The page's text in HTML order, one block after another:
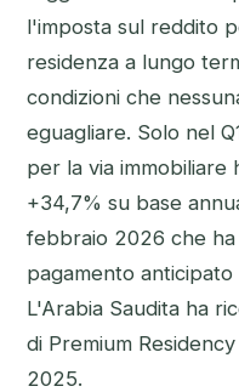
l'imposta sul reddito
residenza a lungo
condizioni che
eguagliare. Solo nel
per la via immobiliare
+34,7% su base
febbraio 2026 che
pagamento
L'Arabia Saudita ha
di Premium
2025.